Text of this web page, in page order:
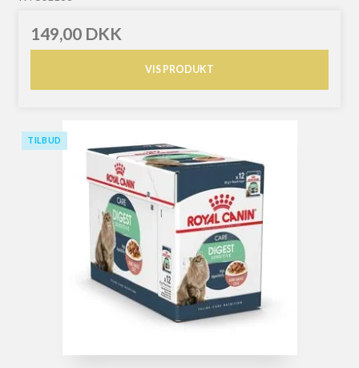
149,00 DKK
VIS PRODUKT
TILBUD